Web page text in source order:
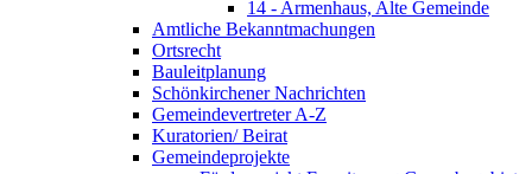
14 - Armenhaus, Alte Gemeinde
Amtliche Bekanntmachungen
Ortsrecht
Bauleitplanung
Schönkirchener Nachrichten
Gemeindevertreter A-Z
Kuratorien/ Beirat
Gemeindeprojekte